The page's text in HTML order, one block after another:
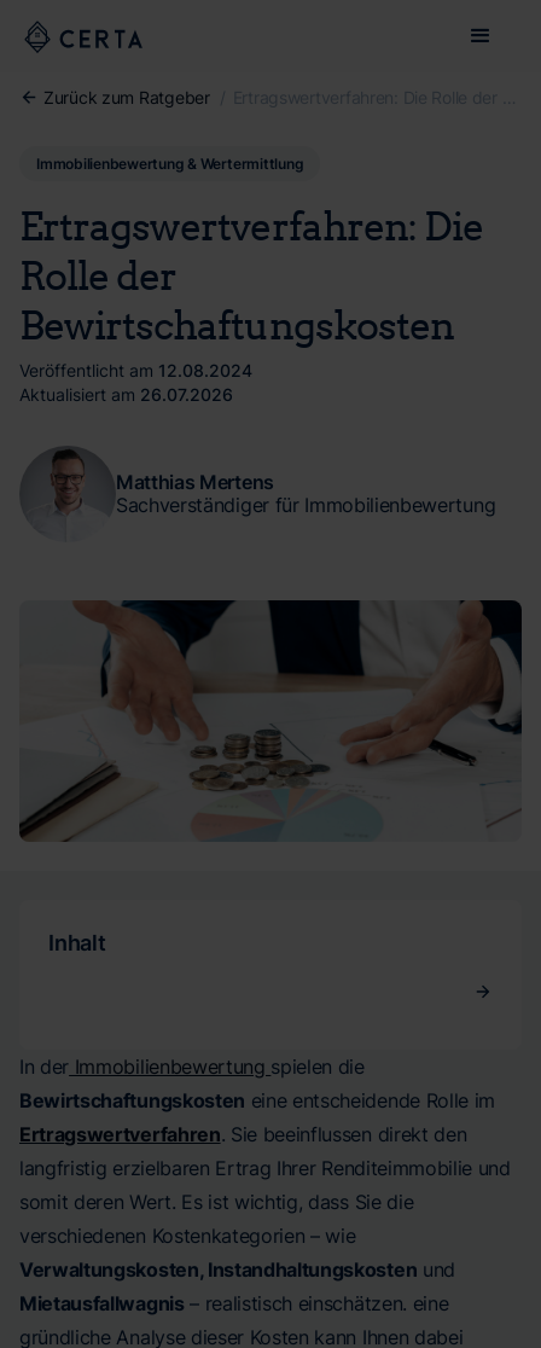
Zurück zum Ratgeber /
Immobilienbewertung & Wertermittlung
Ertragswertverfahren: Die
Rolle der
Bewirtschaftungskosten
Veröffentlicht am 12.08.2024
Aktualisiert am 26.07.2026
Matthias Mertens
Sachverständiger für Immobilienbewertung
Inhalt
In der Immobilienbewertung spielen die
Bewirtschaftungskosten eine entscheidende Rolle im
Ertragswertverfahren. Sie beeinflussen direkt den
langfristig erzielbaren Ertrag Ihrer Renditeimmobilie und
somit deren Wert. Es ist wichtig, dass Sie die
verschiedenen Kostenkategorien – wie
Verwaltungskosten, Instandhaltungskosten und
Mietausfallwagnis – realistisch einschätzen. eine
gründliche Analyse dieser Kosten kann Ihnen dabei